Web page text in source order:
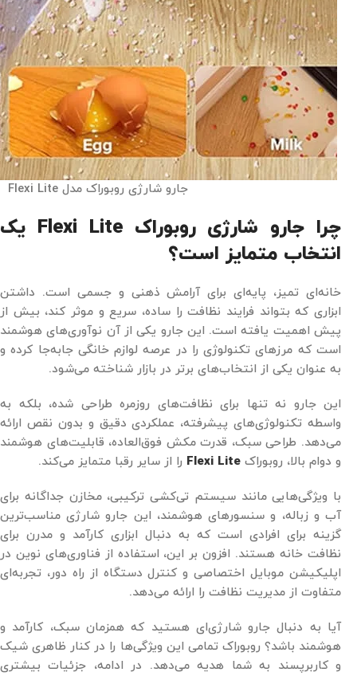
جارو شارژی روبوراک مدل Flexi Lite
چرا جارو شارژی روبوراک Flexi Lite یک
انتخاب متمایز است؟
خانه‌ای تمیز، پایه‌ای برای آرامش ذهنی و جسمی است. داشتن
ابزاری که بتواند فرایند نظافت را ساده، سریع و موثر کند، بیش از
پیش اهمیت یافته است. این جارو یکی از آن نوآوری‌های هوشمند
است که مرزهای تکنولوژی را در عرصه لوازم خانگی جابه‌جا کرده و
به عنوان یکی از انتخاب‌های برتر در بازار شناخته می‌شود.
این جارو نه تنها برای نظافت‌های روزمره طراحی شده، بلکه به
واسطه تکنولوژی‌های پیشرفته، عملکردی دقیق و بدون نقص ارائه
می‌دهد. طراحی سبک، قدرت مکش فوق‌العاده، قابلیت‌های هوشمند
و دوام بالا، روبوراک Flexi Lite را از سایر رقبا متمایز می‌کند.
با ویژگی‌هایی مانند سیستم تی‌کشی ترکیبی، مخازن جداگانه برای
آب و زباله، و سنسورهای هوشمند، این جارو شارژی مناسب‌ترین
گزینه برای افرادی است که به دنبال ابزاری کارآمد و مدرن برای
نظافت خانه هستند. افزون بر این، استفاده از فناوری‌های نوین در
اپلیکیشن موبایل اختصاصی و کنترل دستگاه از راه دور، تجربه‌ای
متفاوت از مدیریت نظافت را ارائه می‌دهد.
آیا به دنبال جارو شارژی‌ای هستید که همزمان سبک، کارآمد و
هوشمند باشد؟ روبوراک تمامی این ویژگی‌ها را در کنار ظاهری شیک
و کاربرپسند به شما هدیه می‌دهد. در ادامه، جزئیات بیشتری